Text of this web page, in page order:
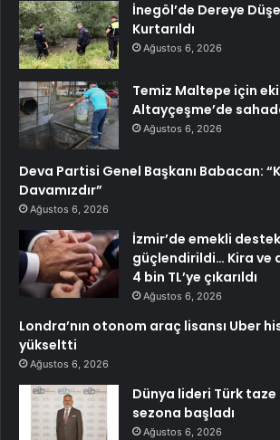
İnegöl’de Dereye
Kurtarıldı
Ağustos 6, 2026
Temiz Maltepe için
Altayçeşme’de
Ağustos 6, 2026
Deva Partisi Genel Başkanı Babacan:
Davamızdır”
Ağustos 6, 2026
İzmir’de emekli
güçlendirildi… Kira ve
4 bin TL’ye çıkarıldı
Ağustos 6, 2026
Londra’nın otonom araç lisansı Uber
yükseltti
Ağustos 6, 2026
Dünya lideri Türk taze
sezona başladı
Ağustos 6, 2026